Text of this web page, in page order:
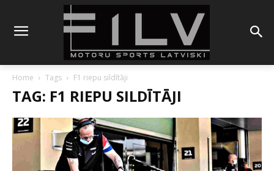
Home Tags F1 riepu sildītāji
TAG: F1 RIEPU SILDĪTĀJI